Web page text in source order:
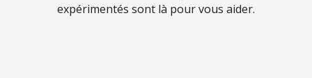
expérimentés sont là pour vous aider.